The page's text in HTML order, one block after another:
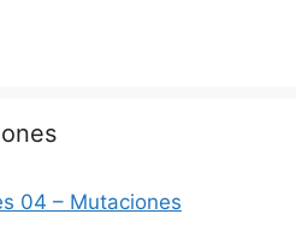
04 – Mutaciones